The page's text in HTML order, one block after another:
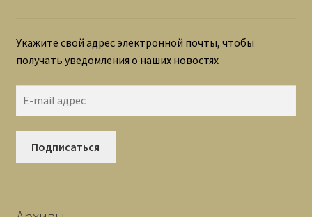
Укажите свой адрес электронной почты, чтобы
получать уведомления о наших новостях
Подписаться